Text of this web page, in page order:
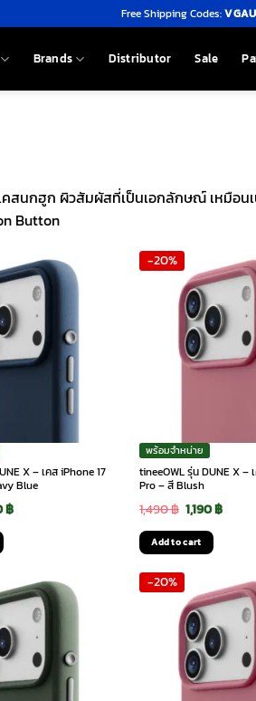
Free Shipping Codes:
Brands Distributor Sale
คสนกฮูก ผิวสัมผัสที่เป็นเอกลักษณ์ เหมือน
Button
X – เคส iPhone 17
Blue
฿.
฿Current
1,190 ฿.
-20%
พร้อมจำหน่าย
tineeOWL รุ่น DUNE X –
Pro – สี Blush
1,490฿ Original
price
was:
1,490 ฿.
1,190฿Current
1,190
Add to cart
-20%